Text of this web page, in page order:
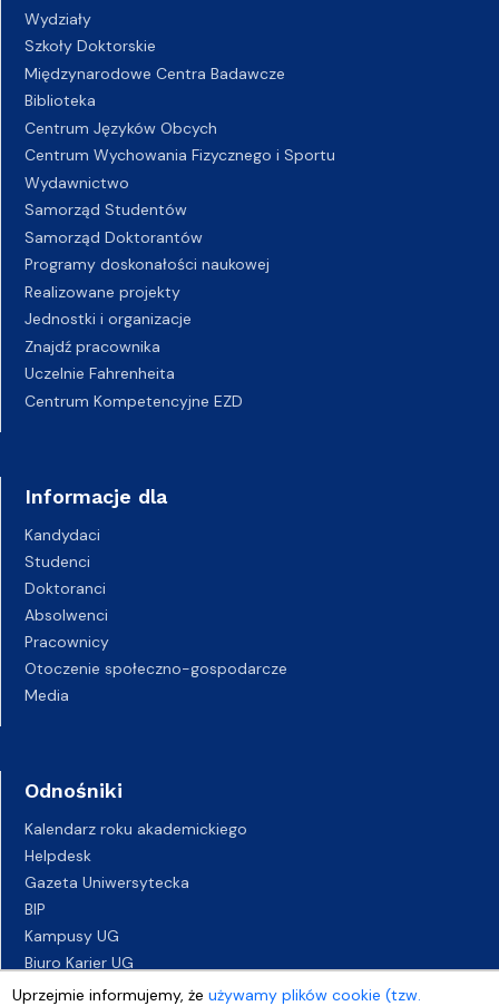
Uprzejmie informujemy, żeużywamy plików cookie (tzw.
Wydziały
Szkoły Doktorskie
Międzynarodowe Centra Badawcze
Biblioteka
Centrum Języków Obcych
Centrum Wychowania Fizycznego i Sportu
Wydawnictwo
Samorząd Studentów
Samorząd Doktorantów
Programy doskonałości naukowej
Realizowane projekty
Jednostki i organizacje
Znajdź pracownika
Uczelnie Fahrenheita
Centrum Kompetencyjne EZD
Informacje dla
Kandydaci
Studenci
Doktoranci
Absolwenci
Pracownicy
Otoczenie społeczno-gospodarcze
Media
Odnośniki
Kalendarz roku akademickiego
Helpdesk
Gazeta Uniwersytecka
BIP
Kampusy UG
Biuro Karier UG
Oferty pracy